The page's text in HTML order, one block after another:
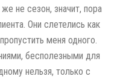
не сезон, значит, пора
Они слетелись как
меня одного.
бесполезными для
нельзя, только с